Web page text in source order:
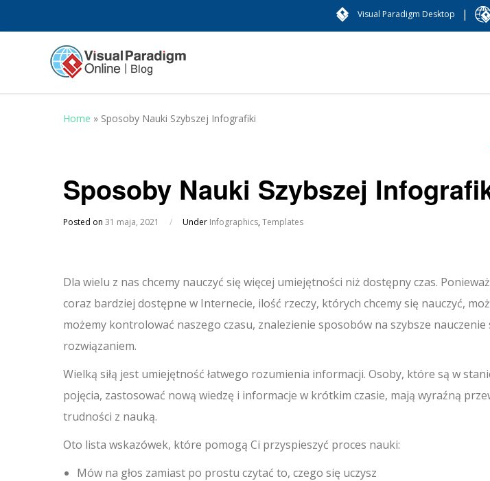
Visual Paradigm Desktop |
Home » Sposoby Nauki Szybszej Infografiki
Sposoby Nauki Szybszej
Posted on 31 maja, 2021 / Under Infographics,Templates
Dla wielu z nas chcemy nauczyć się więcej umiejętności niż dostępny czas.
coraz bardziej dostępne w Internecie, ilość rzeczy, których chcemy się nauczyć,
możemy kontrolować naszego czasu, znalezienie sposobów na szybsze nauczenie
rozwiązaniem.
Wielką siłą jest umiejętność łatwego rozumienia informacji. Osoby, które są w
pojęcia, zastosować nową wiedzę i informacje w krótkim czasie, mają wyraźną
trudności z nauką.
Oto lista wskazówek, które pomogą Ci przyspieszyć proces nauki:
Mów na głos zamiast po prostu czytać to, czego się uczysz